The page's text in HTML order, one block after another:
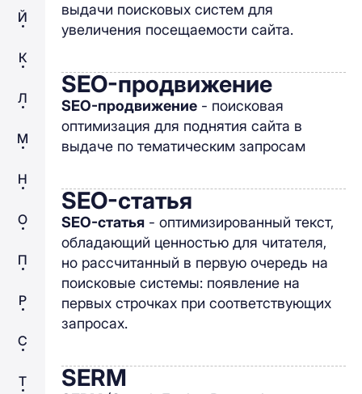
Й
К
Л
М
Н
О
П
Р
С
Т
выдачи поисковых систем для
увеличения посещаемости сайта.
SEO-продвижение
SEO-продвижение - поисковая
оптимизация для поднятия сайта в
выдаче по тематическим запросам
SEO-статья
SEO-статья - оптимизированный текст,
обладающий ценностью для читателя,
но рассчитанный в первую очередь на
поисковые системы: появление на
первых строчках при соответствующих
запросах.
SERM